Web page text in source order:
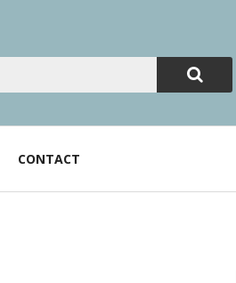
CONTACT